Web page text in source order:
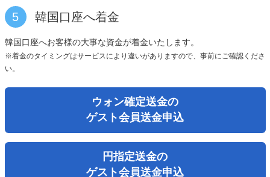
5 韓国口座へ着金
韓国口座へお客様の大事な資金が着金いたします。
※着金のタイミングはサービスにより違いがありますので、事前にご確認くださ
い。
ウォン確定送金の
ゲスト会員送金申込
円指定送金の
ゲスト会員送金申込